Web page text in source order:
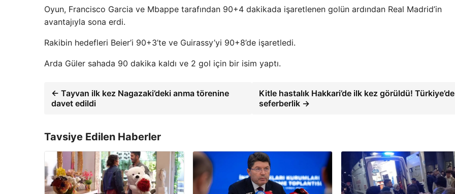
Oyun, Francisco Garcia ve Mbappe tarafından 90+4 dakikada işaretlenen golün ardından Real Madrid’in
avantajıyla sona erdi.
Rakibin hedefleri Beier’i 90+3’te ve Guirassy’yi 90+8’de işaretledi.
Arda Güler sahada 90 dakika kaldı ve 2 gol için bir isim yaptı.
← Tayvan ilk kez Nagazaki’deki anma törenine
davet edildi
Kitle hastalık Hakkari’de ilk kez görüldü! Türkiye’de
seferberlik →
Tavsiye Edilen Haberler